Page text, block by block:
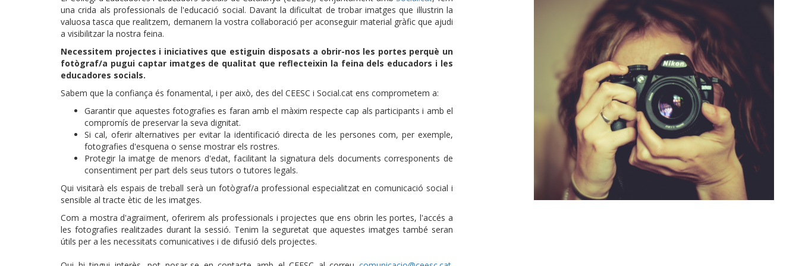
una crida als professionals de l'educació social. Davant la dificultat de trobar imatges que il·lustrin la
valuosa tasca que realitzem, demanem la vostra col·laboració per aconseguir material gràfic que ajudi
a visibilitzar la nostra feina.
Necessitem projectes i iniciatives que estiguin disposats a obrir-nos les portes perquè un
fotògraf/a pugui captar imatges de qualitat que reflecteixin la feina dels educadors i les
educadores socials.
Sabem que la confiança és fonamental, i per això, des del CEESC i Social.cat ens comprometem a:
Garantir que aquestes fotografies es faran amb el màxim respecte cap als participants i amb el
compromís de preservar la seva dignitat.
Si cal, oferir alternatives per evitar la identificació directa de les persones com, per exemple,
fotografies d'esquena o sense mostrar els rostres.
Protegir la imatge de menors d'edat, facilitant la signatura dels documents corresponents de
consentiment per part dels seus tutors o tutores legals.
Qui visitarà els espais de treball serà un fotògraf/a professional especialitzat en comunicació social i
sensible al tracte ètic de les imatges.
Com a mostra d'agraïment, oferirem als professionals i projectes que ens obrin les portes, l'accés a
les fotografies realitzades durant la sessió. Tenim la seguretat que aquestes imatges també seran
útils per a les necessitats comunicatives i de difusió dels projectes.